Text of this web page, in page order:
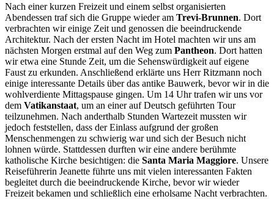
Nach einer kurzen Freizeit und einem selbst organisierten
Abendessen traf sich die Gruppe wieder am Trevi-Brunnen. Dort
verbrachten wir einige Zeit und genossen die beeindruckende
Architektur. Nach der ersten Nacht im Hotel machten wir uns am
nächsten Morgen erstmal auf den Weg zum Pantheon. Dort hatten
wir etwa eine Stunde Zeit, um die Sehenswürdigkeit auf eigene
Faust zu erkunden. Anschließend erklärte uns Herr Ritzmann noch
einige interessante Details über das antike Bauwerk, bevor wir in die
wohlverdiente Mittagspause gingen. Um 14 Uhr trafen wir uns vor
dem Vatikanstaat, um an einer auf Deutsch geführten Tour
teilzunehmen. Nach anderthalb Stunden Wartezeit mussten wir
jedoch feststellen, dass der Einlass aufgrund der großen
Menschenmengen zu schwierig war und sich der Besuch nicht
lohnen würde. Stattdessen durften wir eine andere berühmte
katholische Kirche besichtigen: die Santa Maria Maggiore. Unsere
Reiseführerin Jeanette führte uns mit vielen interessanten Fakten
begleitet durch die beeindruckende Kirche, bevor wir wieder
Freizeit bekamen und schließlich eine erholsame Nacht verbrachten.